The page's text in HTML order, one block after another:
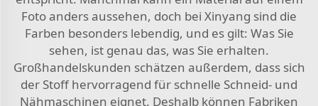
Foto anders aussehen, doch bei Xinyang sind die
Farben besonders lebendig, und es gilt: Was Sie
sehen, ist genau das, was Sie erhalten.
Großhandelskunden schätzen außerdem, dass sich
der Stoff hervorragend für schnelle Schneid- und
Nähmaschinen eignet. Deshalb können Fabriken